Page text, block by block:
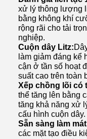
xử lý thông lượng
bằng không khí
rộng rãi cho tải
nghiệp.
Cuộn dây Litz:
làm giảm đáng kể
cận ở tần số hoạt
suất cao trên toàn
Xếp chồng lõi có
thể tăng lên bằng
tăng khả năng xử
cấu hình cuộn dây.
Sẵn sàng làm
các mặt tạo điều